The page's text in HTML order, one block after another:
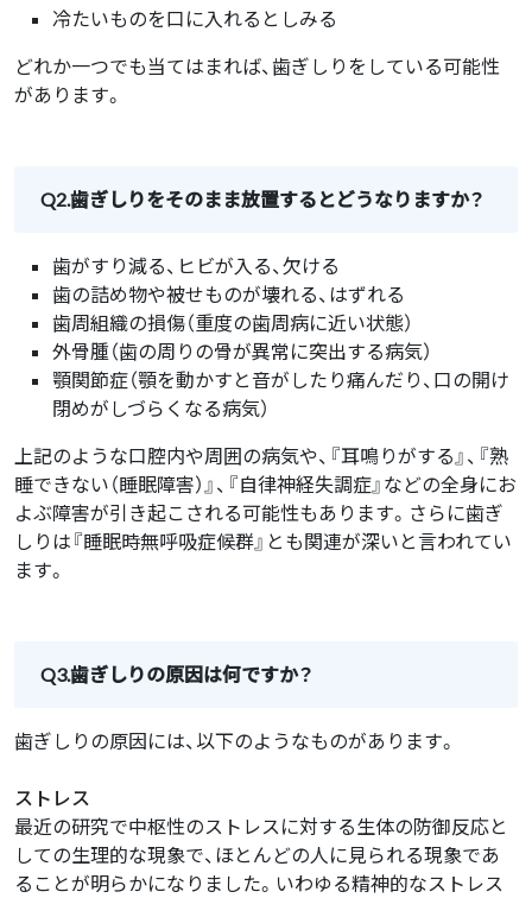
冷たいものを口に入れるとしみる
どれか一つでも当てはまれば、歯ぎしりをしている可能性
があります。
Q2.歯ぎしりをそのまま放置するとどうなりますか？
歯がすり減る、ヒビが入る、欠ける
歯の詰め物や被せものが壊れる、はずれる
歯周組織の損傷（重度の歯周病に近い状態）
外骨腫（歯の周りの骨が異常に突出する病気）
顎関節症（顎を動かすと音がしたり痛んだり、口の開け
閉めがしづらくなる病気）
上記のような口腔内や周囲の病気や、『耳鳴りがする』、『熟
睡できない（睡眠障害）』、『自律神経失調症』などの全身にお
よぶ障害が引き起こされる可能性もあります。さらに歯ぎ
しりは『睡眠時無呼吸症候群』とも関連が深いと言われてい
ます。
Q3.歯ぎしりの原因は何ですか？
歯ぎしりの原因には、以下のようなものがあります。
ストレス
最近の研究で中枢性のストレスに対する生体の防御反応と
しての生理的な現象で、ほとんどの人に見られる現象であ
ることが明らかになりました。いわゆる精神的なストレス